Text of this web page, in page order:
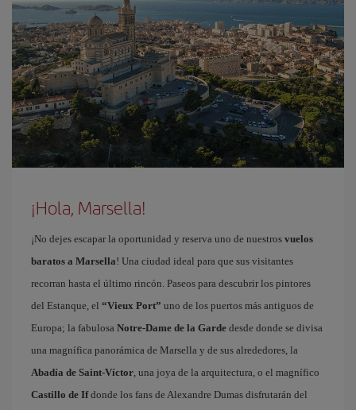
¡Hola, Marsella!
¡No dejes escapar la oportunidad y reserva uno de nuestros vuelos
baratos a Marsella! Una ciudad ideal para que sus visitantes
recorran hasta el último rincón. Paseos para descubrir los pintores
del Estanque, el “Vieux Port” uno de los puertos más antiguos de
Europa; la fabulosa Notre-Dame de la Garde desde donde se divisa
una magnífica panorámica de Marsella y de sus alrededores, la
Abadía de Saint-Víctor, una joya de la arquitectura, o el magnífico
Castillo de Ifdonde los fans de Alexandre Dumas disfrutarán del